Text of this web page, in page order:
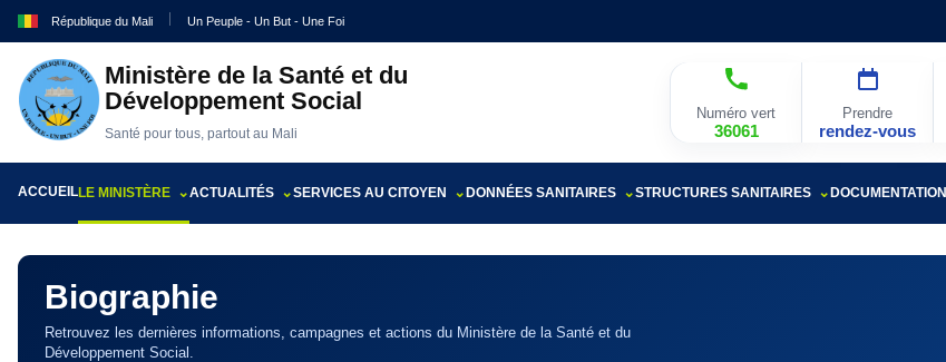
République du Mali Un Peuple - Un But - Une Foi
Ministère de la Santé et du
Développement Social
Santé pour tous, partout au Mali
Numéro vert
36061
Prendre
rendez-vous
ACCUEILLE MINISTÈRE ACTUALITÉS SERVICES AU CITOYEN DONNÉES SANITAIRES STRUCTURES SANITAIRES DOCUMENTATION
Biographie
Retrouvez les dernières informations, campagnes et actions du Ministère de la Santé et du
Développement Social.